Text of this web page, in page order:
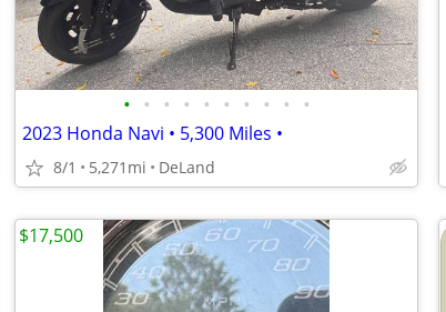
• • • • • • • • • •
2023 Honda Navi • 5,300 Miles •
8/1 5,271mi DeLand
$17,500